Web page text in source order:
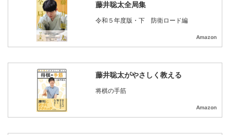
藤井聡太全局集
令和５年度版・下 防衛ロード編
Amazon
藤井聡太がやさしく教える
将棋の手筋
Amazon